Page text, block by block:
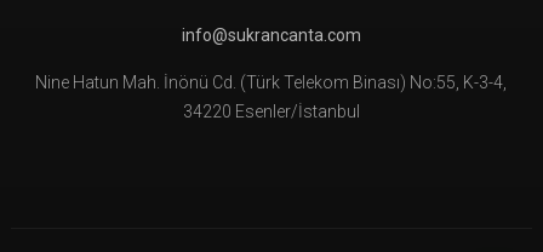
info@sukrancanta.com
Nine Hatun Mah. İnönü Cd. (Türk Telekom Binası) No:55, K-3-4,
34220 Esenler/İstanbul